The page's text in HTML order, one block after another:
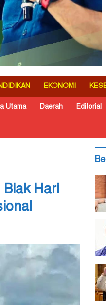
EKONOMI
Utama Daerah Editorial
Hari